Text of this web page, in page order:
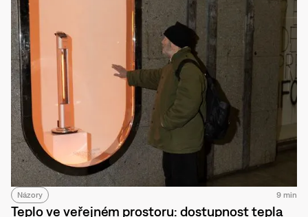
Názory 9 min
Teplo ve veřejném prostoru: dostupnost tepla